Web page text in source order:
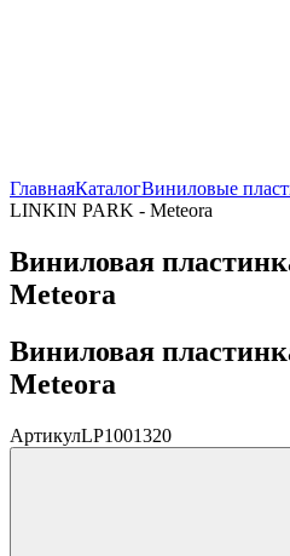
ГлавнаяКаталогВиниловые
LINKIN PARK - Meteora
Виниловая
Meteora
Виниловая
Meteora
АртикулLP1001320